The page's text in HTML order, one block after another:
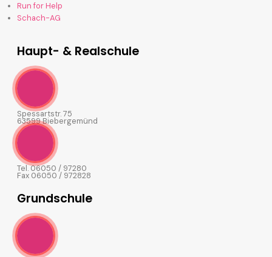
Run for Help
Schach-AG
Haupt- & Realschule
Spessartstr. 75
63599 Biebergemünd
Tel. 06050 / 97280
Fax 06050 / 972828
Grundschule